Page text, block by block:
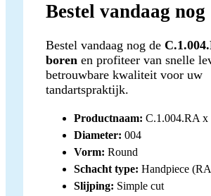
Bestel vandaag nog
Bestel vandaag nog de
boren en profiteer van snelle
betrouwbare kwaliteit voor uw
tandartspraktijk.
Productnaam: C.1.004.RA x
Diameter: 004
Vorm: Round
Schacht type: Handpiece
Slijping: Simple cut